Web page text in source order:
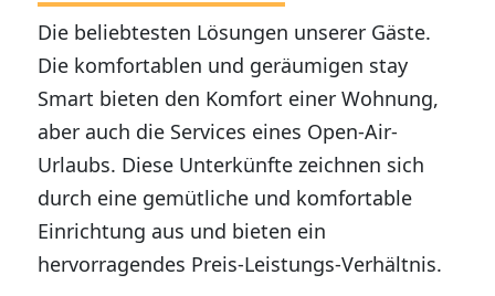
Die beliebtesten Lösungen unserer Gäste.
Die komfortablen und geräumigen stay
Smart bieten den Komfort einer Wohnung,
aber auch die Services eines Open-Air-
Urlaubs. Diese Unterkünfte zeichnen sich
durch eine gemütliche und komfortable
Einrichtung aus und bieten ein
hervorragendes Preis-Leistungs-Verhältnis.